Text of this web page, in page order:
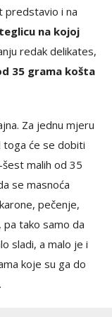
predstavio i na
na kojoj
redak delikates,
35 grama košta
Za jednu mjeru
toga će se dobiti
malih od 35
se masnoća
pečenje,
pa tako samo da
sladi, a malo je i
koje su ga do